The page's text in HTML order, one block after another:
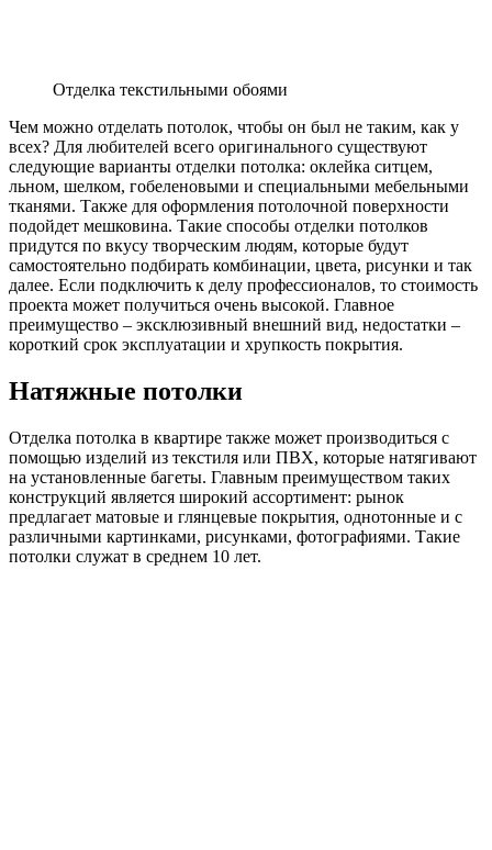
Отделка текстильными обоями
Чем можно отделать потолок, чтобы он был не таким, как у
всех? Для любителей всего оригинального существуют
следующие варианты отделки потолка: оклейка ситцем,
льном, шелком, гобеленовыми и специальными мебельными
тканями. Также для оформления потолочной поверхности
подойдет мешковина. Такие способы отделки потолков
придутся по вкусу творческим людям, которые будут
самостоятельно подбирать комбинации, цвета, рисунки и так
далее. Если подключить к делу профессионалов, то стоимость
проекта может получиться очень высокой. Главное
преимущество – эксклюзивный внешний вид, недостатки –
короткий срок эксплуатации и хрупкость покрытия.
Натяжные потолки
Отделка потолка в квартире также может производиться с
помощью изделий из текстиля или ПВХ, которые натягивают
на установленные багеты. Главным преимуществом таких
конструкций является широкий ассортимент: рынок
предлагает матовые и глянцевые покрытия, однотонные и с
различными картинками, рисунками, фотографиями. Такие
потолки служат в среднем 10 лет.